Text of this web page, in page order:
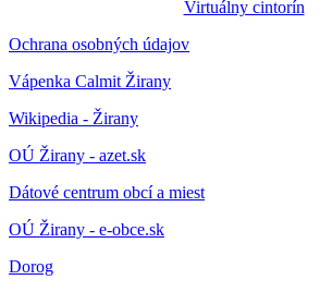
Virtuálny cintorín
Ochrana osobných údajov
Vápenka Calmit Žirany
Wikipedia - Žirany
OÚ Žirany - azet.sk
Dátové centrum obcí a miest
OÚ Žirany - e-obce.sk
Dorog